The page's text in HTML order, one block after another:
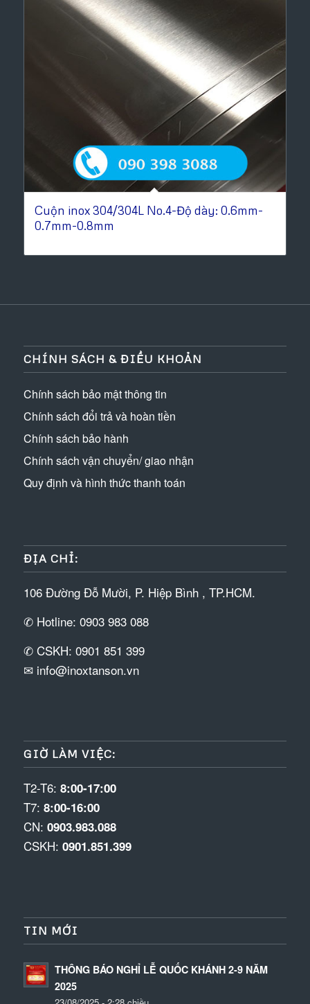
Cuộn inox 304/304L No.4-Độ dày: 0.6mm-
0.7mm-0.8mm
CHÍNH SÁCH & ĐIỀU KHOẢN
Chính sách bảo mật thông tin
Chính sách đổi trả và hoàn tiền
Chính sách bảo hành
Chính sách vận chuyển/ giao nhận
Quy định và hình thức thanh toán
ĐỊA CHỈ:
106 Đường Đỗ Mười, P. Hiệp Bình , TP.HCM.
✆ Hotline: 0903 983 088
✆ CSKH: 0901 851 399
✉ info@inoxtanson.vn
GIỜ LÀM VIỆC:
T2-T6: 8:00-17:00
T7: 8:00-16:00
CN: 0903.983.088
CSKH: 0901.851.399
TIN MỚI
THÔNG BÁO NGHỈ LỄ QUỐC KHÁNH 2-9 NĂM
2025